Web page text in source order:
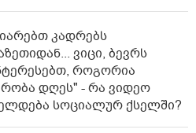
კადრებს
ვიცი, ბევრს
როგორია
დღეს" - რა ვიდეო
სოციალურ ქსელში?